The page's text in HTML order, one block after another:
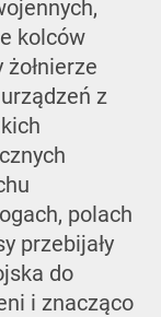
kolców
z
polach
przebijały
do
i znacząco